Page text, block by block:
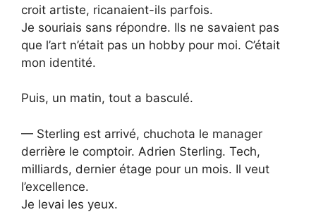
croit artiste, ricanaient-ils parfois.
Je souriais sans répondre. Ils ne savaient pas
que l’art n’était pas un hobby pour moi. C’était
mon identité.
Puis, un matin, tout a basculé.
— Sterling est arrivé, chuchota le manager
derrière le comptoir. Adrien Sterling. Tech,
milliards, dernier étage pour un mois. Il veut
l’excellence.
Je levai les yeux.